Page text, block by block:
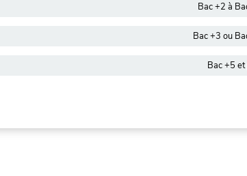
Bac +2 à
Bac +3 ou
Bac +5 et